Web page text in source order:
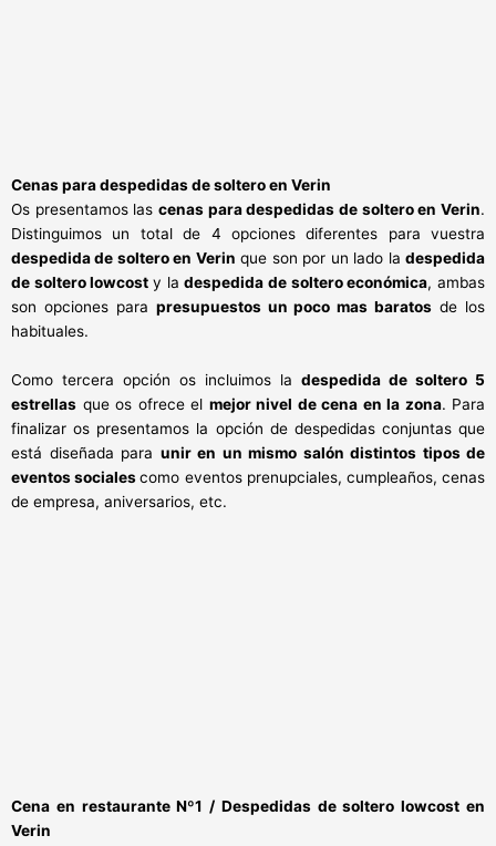
Cenas para despedidas de soltero en Verin
Os presentamos las cenas para despedidas de soltero en Verin.
Distinguimos un total de 4 opciones diferentes para vuestra
despedida de soltero en Verin que son por un lado ladespedida
de soltero lowcost y ladespedida de soltero económica, ambas
son opciones para presupuestos un poco mas baratos de los
habituales.
Como tercera opción os incluimos la despedida de soltero 5
estrellas que os ofrece el mejor nivel de cena en la zona. Para
finalizar os presentamos la opción de despedidas conjuntas que
está diseñada para unir en un mismo salón distintos tipos de
eventos socialescomo eventos prenupciales, cumpleaños, cenas
de empresa, aniversarios, etc.
Cena en restaurante Nº1 / Despedidas de soltero lowcost en
Verin